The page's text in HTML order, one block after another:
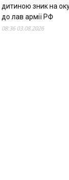
дитиною зник на
до лав армії РФ
08:36 03.08.2026